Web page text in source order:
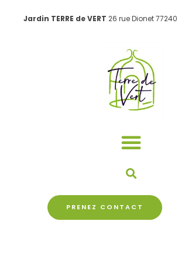
Jardin TERRE de VERT 26 rue Dionet
PRENEZ CONTACT